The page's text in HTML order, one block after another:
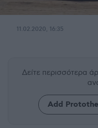
11.02.2020, 16:35
Δείτε περισσότερα
Add